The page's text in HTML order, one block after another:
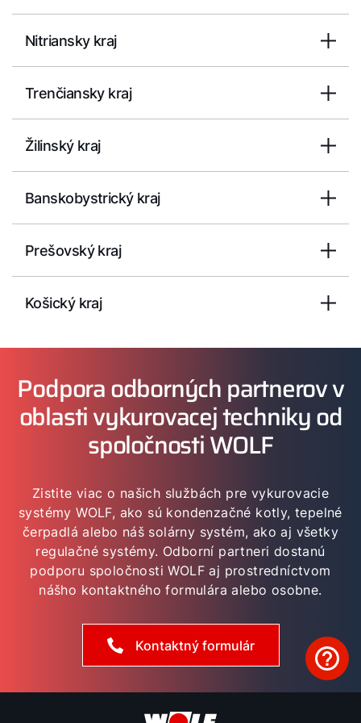
Nitriansky kraj
Trenčiansky kraj
Žilinský kraj
Banskobystrický kraj
Prešovský kraj
Košický kraj
Podpora odborných partnerov v
oblasti vykurovacej techniky od
spoločnosti WOLF
Zistite viac o našich službách pre vykurovacie
systémy WOLF, ako sú kondenzačné kotly, tepelné
čerpadlá alebo náš solárny systém, ako aj všetky
regulačné systémy. Odborní partneri dostanú
podporu spoločnosti WOLF aj prostredníctvom
nášho kontaktného formulára alebo osobne.
Kontaktný formulár
Dôležité odkazy
Kontakty
Servisný portál
WOLF Akadémia